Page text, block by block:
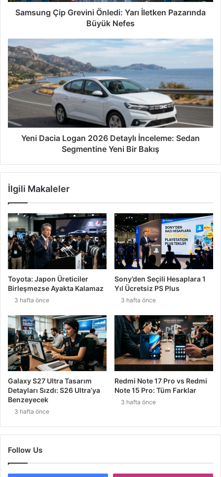
Samsung Çip Grevini Önledi: Yarı İletken Pazarında
Büyük Nefes
Yeni Dacia Logan 2026 Detaylı İnceleme: Sedan
Segmentine Yeni Bir Bakış
İlgili Makaleler
Toyota: Japon Üreticiler
Birleşmezse Ayakta Kalamaz
3 hafta önce
Sony’den Seçili Hesaplara 1
Yıl Ücretsiz PS Plus
3 hafta önce
Galaxy S27 Ultra Tasarım
Detayları Sızdı: S26 Ultra’ya
Benzeyecek
3 hafta önce
Redmi Note 17 Pro vs Redmi
Note 15 Pro: Tüm Farklar
3 hafta önce
Follow Us